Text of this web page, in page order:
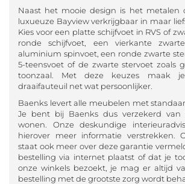
Naast het mooie design is het metalen
luxueuze Bayview verkrijgbaar in maar
Kies voor een platte schijfvoet in RVS of
ronde schijfvoet, een vierkante
aluminium spinvoet, een ronde zwarte
5-teensvoet of de zwarte stervoet zoals
toonzaal. Met deze keuzes maak
draaifauteuil net wat persoonlijker.
Baenks levert alle meubelen met
Je bent bij Baenks dus verzekerd van
wonen. Onze deskundige
hierover meer informatie verstrekken.
staat ook meer over deze garantie
bestelling via internet plaatst of dat je
onze winkels bezoekt, je mag er altijd
bestelling met de grootste zorg wordt